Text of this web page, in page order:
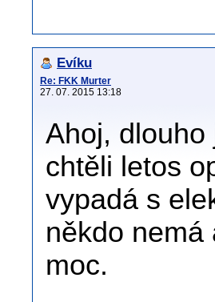
Evíku
Re: FKK Murter
27. 07. 2015 13:18
Ahoj,
chtěli letos
vypadá s
někdo
moc.